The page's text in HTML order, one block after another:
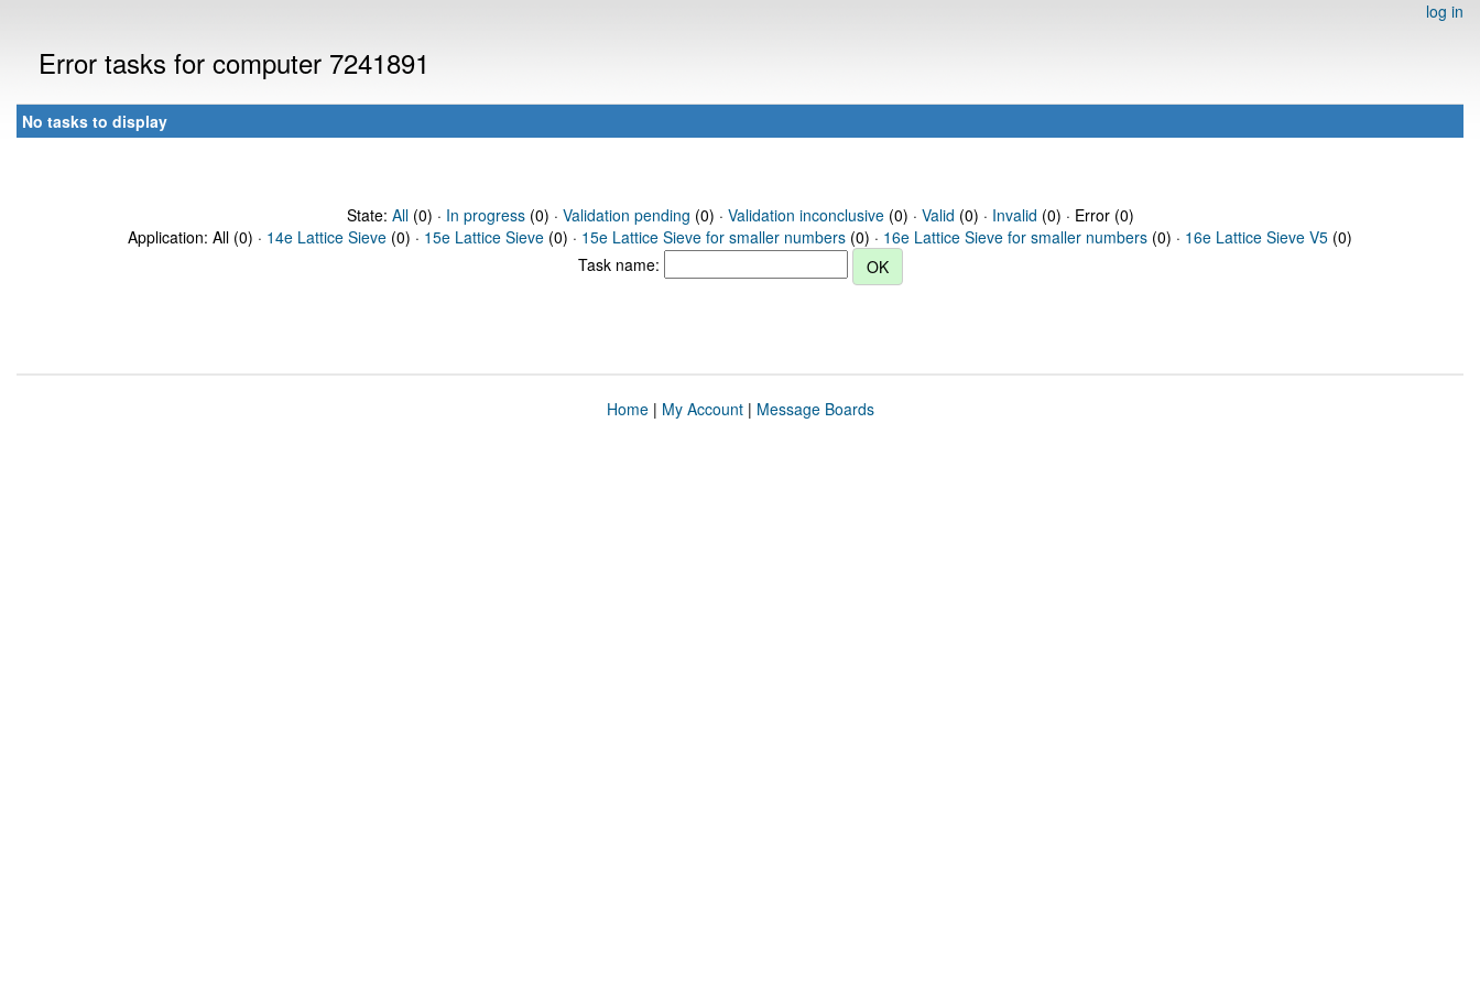
log in
Error tasks for computer 7241891
No tasks to display
State: All(0) · In progress(0) · Validation pending (0) · Validation inconclusive(0) · Valid (0) · Invalid (0) · Error (0)
Application: All (0) · 14e Lattice Sieve (0) · 15e Lattice Sieve (0) · 15e Lattice Sieve for smaller numbers (0) · 16e Lattice Sieve for smaller numbers (0) · 16e Lattice Sieve V5 (0)
Task name:
Home| My Account| Message Boards